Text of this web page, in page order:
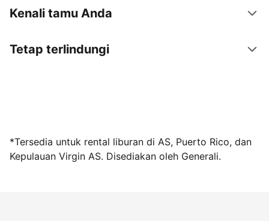
Kenali tamu Anda
Tetap terlindungi
Jadi tuan rumah bersama kami sekarang
*Tersedia untuk rental liburan di AS, Puerto Rico, dan
Kepulauan Virgin AS. Disediakan oleh Generali.